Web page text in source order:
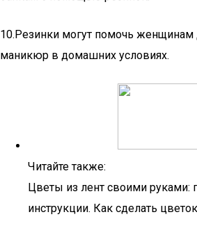
10.Резинки могут помочь женщинам
маникюр в домашних условиях.
Читайте также:
Цветы из лент своими руками:
инструкции. Как сделать